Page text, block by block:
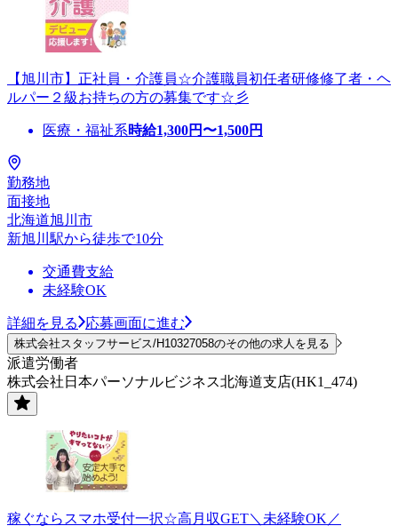
【旭川市】正社員・介護員☆介護職員初任者研修修了者・ヘ
ルパー２級お持ちの方の募集です☆彡
医療・福祉系時給1,300円〜1,500円
勤務地
面接地
北海道旭川市
新旭川駅から徒歩で10分
交通費支給
未経験OK
詳細を見る 応募画面に進む
株式会社スタッフサービス/H10327058のその他の求人を見る
派遣労働者
株式会社日本パーソナルビジネス北海道支店(HK1_474)
稼ぐならスマホ受付一択☆高月収GET＼未経験OK／